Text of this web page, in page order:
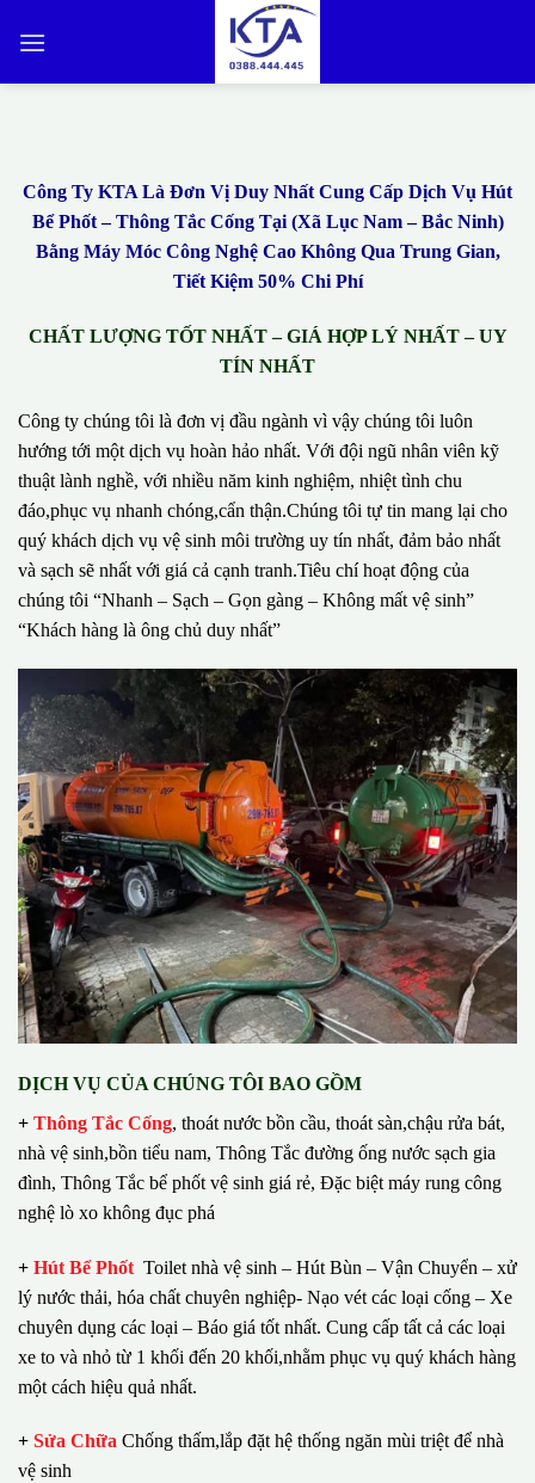
qua
Công Ty KTA Là Đơn Vị Duy Nhất Cung Cấp Dịch Vụ Hút
Bể Phốt – Thông Tắc Cống Tại (Xã Lục Nam – Bắc Ninh)
Bằng Máy Móc Công Nghệ Cao Không Qua Trung Gian,
Tiết Kiệm 50% Chi Phí
CHẤT LƯỢNG TỐT NHẤT – GIÁ HỢP LÝ NHẤT – UY
TÍN NHẤT
Công ty chúng tôi là đơn vị đầu ngành vì vậy chúng tôi luôn
hướng tới một dịch vụ hoàn hảo nhất. Với đội ngũ nhân viên kỹ
thuật lành nghề, với nhiều năm kinh nghiệm, nhiệt tình chu
đáo,phục vụ nhanh chóng,cẩn thận.Chúng tôi tự tin mang lại cho
quý khách dịch vụ vệ sinh môi trường uy tín nhất, đảm bảo nhất
và sạch sẽ nhất với giá cả cạnh tranh.Tiêu chí hoạt động của
chúng tôi “Nhanh – Sạch – Gọn gàng – Không mất vệ sinh”
“Khách hàng là ông chủ duy nhất”
DỊCH VỤ CỦA CHÚNG TÔI BAO GỒM
+ Thông Tắc Cống, thoát nước bồn cầu, thoát sàn,chậu rửa bát,
nhà vệ sinh,bồn tiểu nam, Thông Tắc đường ống nước sạch gia
đình, Thông Tắc bể phốt vệ sinh giá rẻ, Đặc biệt máy rung công
nghệ lò xo không đục phá
+ Hút Bể Phốt Toilet nhà vệ sinh – Hút Bùn – Vận Chuyển – xử
lý nước thải, hóa chất chuyên nghiệp- Nạo vét các loại cống – Xe
chuyên dụng các loại – Báo giá tốt nhất. Cung cấp tất cả các loại
xe to và nhỏ từ 1 khối đến 20 khối,nhằm phục vụ quý khách hàng
một cách hiệu quả nhất.
+ Sửa Chữa Chống thấm,lắp đặt hệ thống ngăn mùi triệt để nhà
vệ sinh